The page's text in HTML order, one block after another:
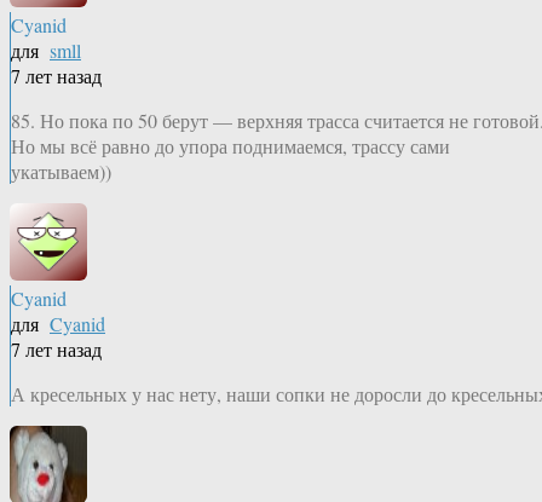
Cyanid
для smll
7 лет назад
85. Но пока по 50 берут — верхняя трасса считается не
Но мы всё равно до упора поднимаемся, трассу сами
укатываем))
Cyanid
для Cyanid
7 лет назад
А кресельных у нас нету, наши сопки не доросли до